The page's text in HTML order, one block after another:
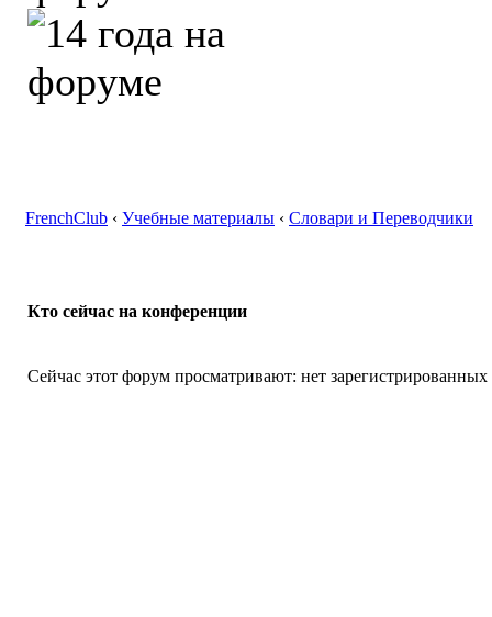
FrenchClub ‹ Учебные материалы ‹ Словари и Переводчики
Кто сейчас на конференции
Сейчас этот форум просматривают: нет зарегистрированных